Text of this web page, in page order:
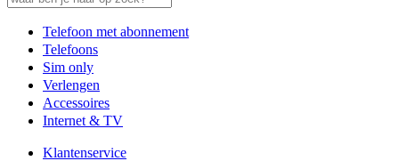
Telefoon met abonnement
Telefoons
Sim only
Verlengen
Accessoires
Internet & TV
Klantenservice